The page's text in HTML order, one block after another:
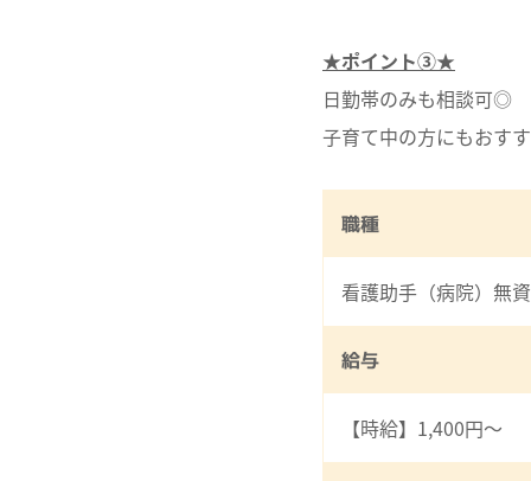
★ポイント③★
日勤帯のみも相談可◎
子育て中の方にもおす
職種
看護助手（病院）無
給与
【時給】1,400円～